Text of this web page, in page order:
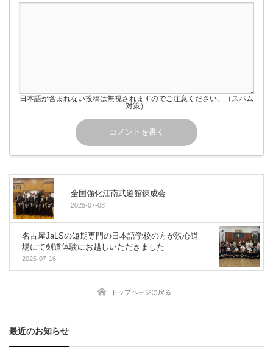
日本語が含まれない投稿は無視されますのでご注意ください。（スパム
対策）
全国強化江南武道館錬成会
2025-07-08
名古屋JaLSの短期専門の日本語学校の方が洗心道
場にて剣道体験にお越しいただきました
2025-07-16
トップページに戻る
最近のお知らせ